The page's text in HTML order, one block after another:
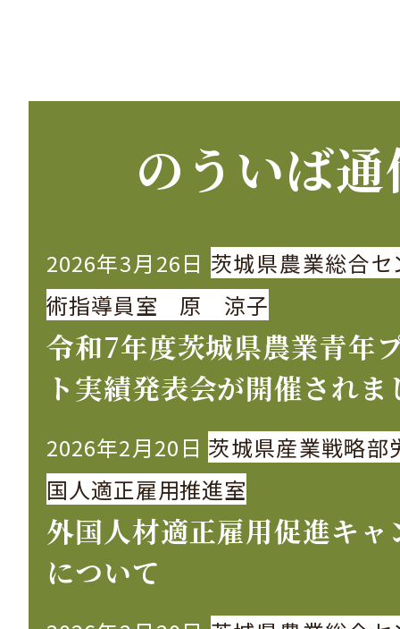
のういば
2026年3月26日 茨城県農業総合セ
術指導員室 原 涼子
令和7年度茨城県農業青年
ト実績発表会が開催されま
2026年2月20日 茨城県産業戦略部
国人適正雇用推進室
外国人材適正雇用促進キャ
について